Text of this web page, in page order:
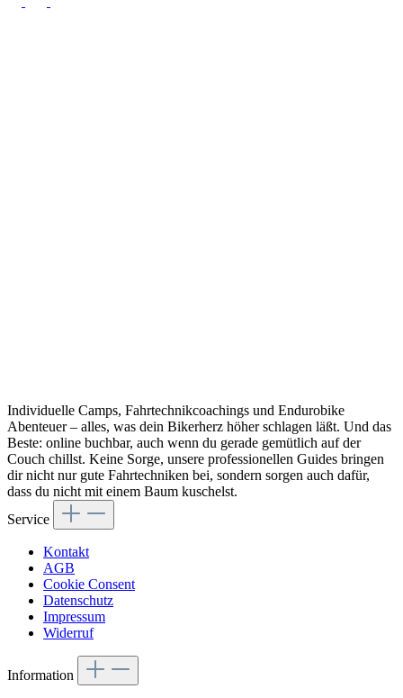
Individuelle Camps, Fahrtechnikcoachings und Endurobike
Abenteuer – alles, was dein Bikerherz höher schlagen läßt. Und das
Beste: online buchbar, auch wenn du gerade gemütlich auf der
Couch chillst. Keine Sorge, unsere professionellen Guides bringen
dir nicht nur gute Fahrtechniken bei, sondern sorgen auch dafür,
dass du nicht mit einem Baum kuschelst.
Service
Kontakt
AGB
Cookie Consent
Datenschutz
Impressum
Widerruf
Information